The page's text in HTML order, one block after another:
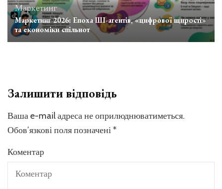
Маркетинг
Маркетинг 2026: Епоха ШІ-агентів, «цифрової щирості»
та економіки спільнот
Залишити відповідь
Ваша e-mail адреса не оприлюднюватиметься.
Обов’язкові поля позначені*
Коментар